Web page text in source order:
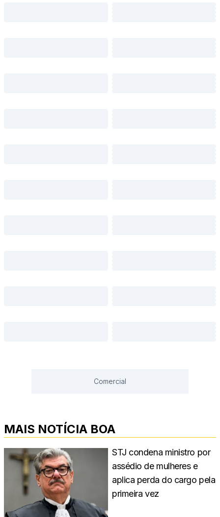
Comercial
MAIS NOTÍCIA BOA
STJ condena ministro por
assédio de mulheres e
aplica perda do cargo pela
primeira vez